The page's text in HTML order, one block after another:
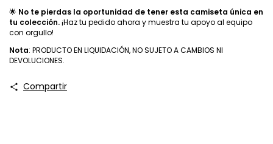
🌟 No te pierdas la oportunidad de tener esta camiseta única en
tu colección.¡Haz tu pedido ahora y muestra tu apoyo al equipo
con orgullo!
Nota: PRODUCTO EN LIQUIDACIÓN, NO SUJETO A CAMBIOS NI
DEVOLUCIONES.
Compartir